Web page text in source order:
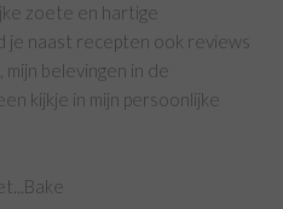
zoete en hartige
je naast recepten ook reviews
belevingen in de
kijkje in mijn persoonlijke